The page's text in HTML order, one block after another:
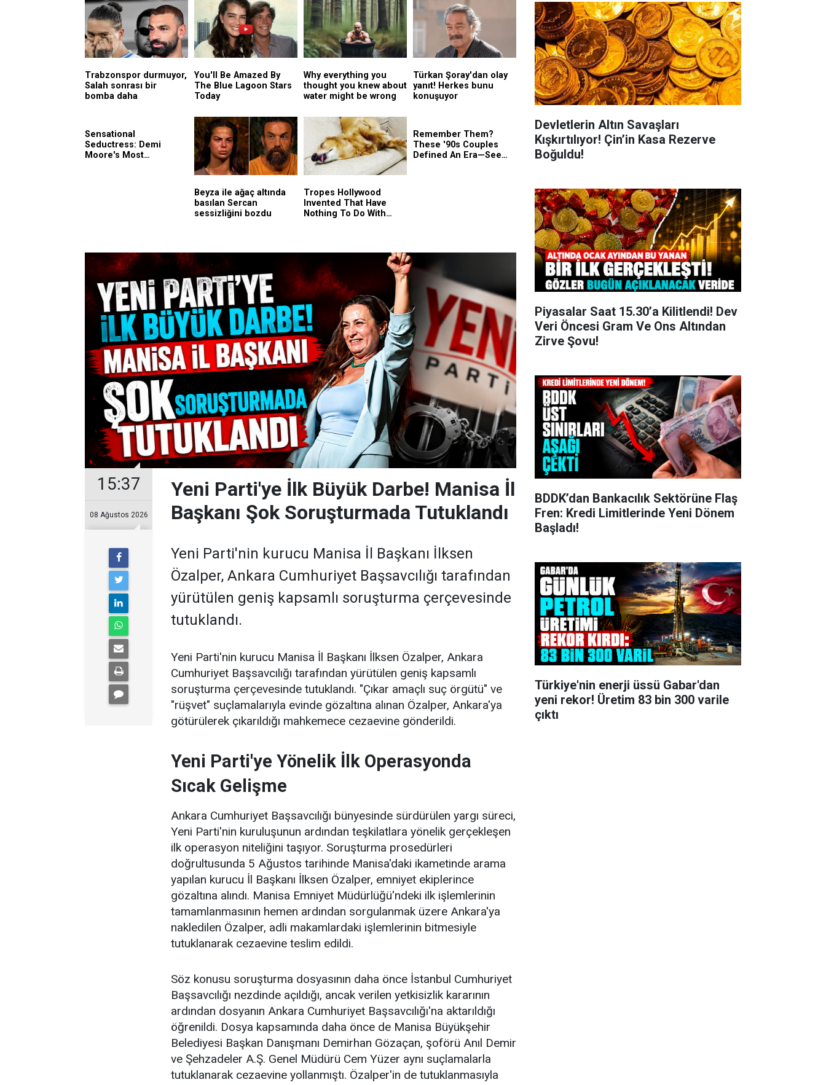
15:37
08 Ağustos 2026
Yeni Parti'ye İlk Büyük Darbe! Manisa İl
Başkanı Şok Soruşturmada Tutuklandı
Yeni Parti'nin kurucu Manisa İl Başkanı İlksen
Özalper, Ankara Cumhuriyet Başsavcılığı tarafından
yürütülen geniş kapsamlı soruşturma çerçevesinde
tutuklandı.
Yeni Parti'nin kurucu Manisa İl Başkanı İlksen Özalper, Ankara
Cumhuriyet Başsavcılığı tarafından yürütülen geniş kapsamlı
soruşturma çerçevesinde tutuklandı. "Çıkar amaçlı suç örgütü" ve
"rüşvet" suçlamalarıyla evinde gözaltına alınan Özalper, Ankara'ya
götürülerek çıkarıldığı mahkemece cezaevine gönderildi.
Yeni Parti'ye Yönelik İlk Operasyonda
Sıcak Gelişme
Ankara Cumhuriyet Başsavcılığı bünyesinde sürdürülen yargı süreci,
Yeni Parti'nin kuruluşunun ardından teşkilatlara yönelik gerçekleşen
ilk operasyon niteliğini taşıyor. Soruşturma prosedürleri
doğrultusunda 5 Ağustos tarihinde Manisa'daki ikametinde arama
yapılan kurucu İl Başkanı İlksen Özalper, emniyet ekiplerince
gözaltına alındı. Manisa Emniyet Müdürlüğü'ndeki ilk işlemlerinin
tamamlanmasının hemen ardından sorgulanmak üzere Ankara'ya
nakledilen Özalper, adli makamlardaki işlemlerinin bitmesiyle
tutuklanarak cezaevine teslim edildi.
Söz konusu soruşturma dosyasının daha önce İstanbul Cumhuriyet
Başsavcılığı nezdinde açıldığı, ancak verilen yetkisizlik kararının
ardından dosyanın Ankara Cumhuriyet Başsavcılığı'na aktarıldığı
öğrenildi. Dosya kapsamında daha önce de Manisa Büyükşehir
Belediyesi Başkan Danışmanı Demirhan Gözaçan, şoförü Anıl Demir
ve Şehzadeler A.Ş. Genel Müdürü Cem Yüzer aynı suçlamalarla
tutuklanarak cezaevine yollanmıştı. Özalper'in de tutuklanmasıyla
Devletlerin Altın Savaşları
Kışkırtılıyor! Çin’in Kasa Rezerve
Boğuldu!
Piyasalar Saat 15.30’a Kilitlendi! Dev
Veri Öncesi Gram Ve Ons Altından
Zirve Şovu!
BDDK’dan Bankacılık Sektörüne Flaş
Fren: Kredi Limitlerinde Yeni Dönem
Başladı!
Türkiye'nin enerji üssü Gabar'dan
yeni rekor! Üretim 83 bin 300 varile
çıktı